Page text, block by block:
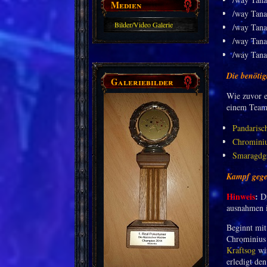
Medien
Bilder/Video Galerie
Galeriebilder
/way
/way
/way
/way
Die
Wie zuvor
einem
Kampf
Hinweis:
Beginnt mit
Kraftsog
erledigt